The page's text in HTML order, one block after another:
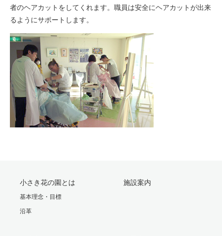
者のヘアカットをしてくれます。職員は安全にヘアカットが出来
るようにサポートします。
小さき花の園とは
基本理念・目標
沿革
施設案内